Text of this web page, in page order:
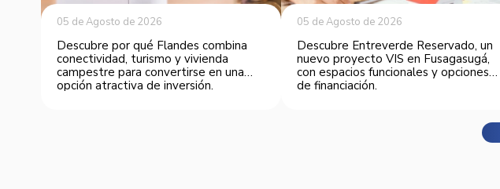
05 de Agosto de 2026
Descubre por qué Flandes combina
conectividad, turismo y vivienda
campestre para convertirse en una
opción atractiva de inversión.
05 de Agosto de 2026
Descubre Entreverde Reservado, un
nuevo proyecto VIS en Fusagasugá,
con espacios funcionales y opciones
de financiación.